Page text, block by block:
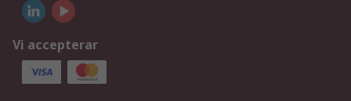
Vi accepterar